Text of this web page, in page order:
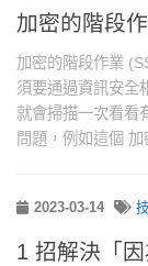
加密的階段
加密的階段作業
須要通過資訊安全
就會掃描一次看看
問題，例如這個
2023-03-14
1 招解決「